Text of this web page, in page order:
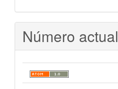
Número actual